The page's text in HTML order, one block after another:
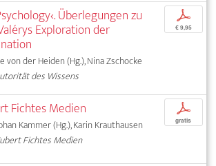
Überlegungen zu
Exploration der
von der Heiden (Hg.), Nina Zschocke
des Wissens
p
€ 9,95
Fichtes Medien
Kammer (Hg.), Karin Krauthausen
Fichtes Medien
p
gratis